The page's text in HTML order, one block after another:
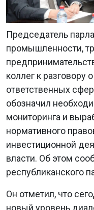
Председатель
промышленности,
коллег к
ответственных
обозначил
мониторинга и
нормативного
инвестиционной
власти. Об этом
республиканского
Он отметил, что
новый уровень